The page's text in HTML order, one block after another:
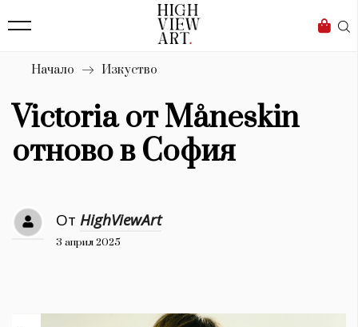
Бизнес
Мода
Dialogue
Изкуство
4340
Красота
777
Начало Изкуство
Victoria от Måneskin
отново в София
От HighViewArt
3 април 2025